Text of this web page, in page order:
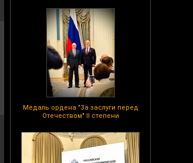
Медаль ордена "За заслуги перед
Отечеством" II степени